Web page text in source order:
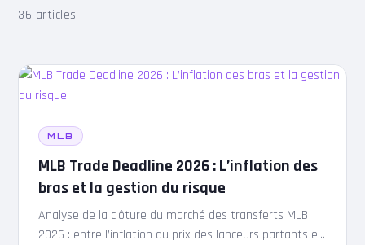
36 articles
MLB
MLB Trade Deadline 2026 : L’inflation des
bras et la gestion du risque
Analyse de la clôture du marché des transferts MLB
2026 : entre l’inflation du prix des lanceurs partants et